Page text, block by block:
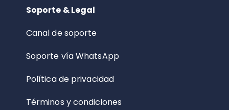
Soporte & Legal
Canal de soporte
Soporte vía WhatsApp
Política de privacidad
Términos y condiciones